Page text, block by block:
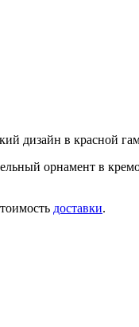
дизайн в красной
орнамент в
доставки.